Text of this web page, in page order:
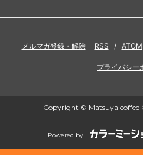
メルマガ登録・解除 RSS / ATOM
プライバシー
Copyright © Matsuya coffee
Powered by